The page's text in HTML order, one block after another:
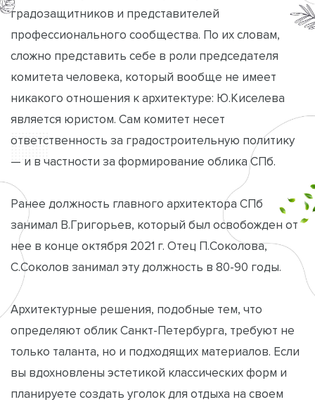
градозащитников и представителей
профессионального сообщества. По их словам,
сложно представить себе в роли председателя
комитета человека, который вообще не имеет
никакого отношения к архитектуре: Ю.Киселева
является юристом. Сам комитет несет
ответственность за градостроительную политику
— и в частности за формирование облика СПб.
Ранее должность главного архитектора СПб
занимал В.Григорьев, который был освобожден от
нее в конце октября 2021 г. Отец П.Соколова,
С.Соколов занимал эту должность в 80-90 годы.
Архитектурные решения, подобные тем, что
определяют облик Санкт-Петербурга, требуют не
только таланта, но и подходящих материалов. Если
вы вдохновлены эстетикой классических форм и
планируете создать уголок для отдыха на своем